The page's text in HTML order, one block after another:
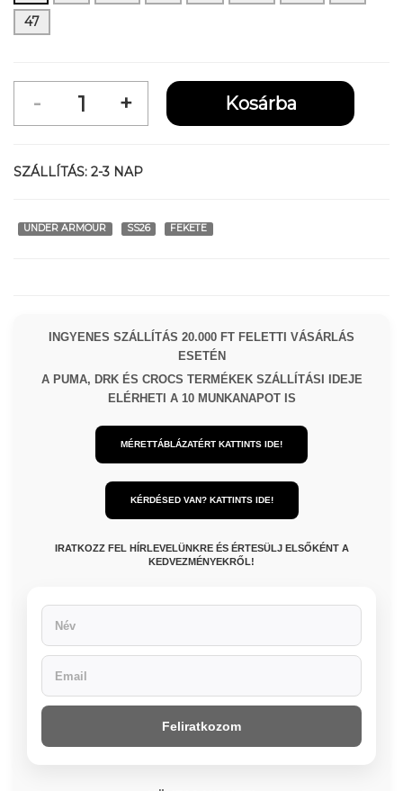
47
SZÁLLÍTÁS: 2-3 NAP
UNDER ARMOUR SS26 FEKETE
INGYENES SZÁLLÍTÁS 20.000 FT FELETTI VÁSÁRLÁS
ESETÉN
A PUMA, DRK ÉS CROCS TERMÉKEK SZÁLLÍTÁSI IDEJE
ELÉRHETI A 10 MUNKANAPOT IS
MÉRETTÁBLÁZATÉRT KATTINTS IDE!
KÉRDÉSED VAN? KATTINTS IDE!
IRATKOZZ FEL HÍRLEVELÜNKRE ÉS ÉRTESÜLJ ELSŐKÉNT A
KEDVEZMÉNYEKRŐL!
Feliratkozom